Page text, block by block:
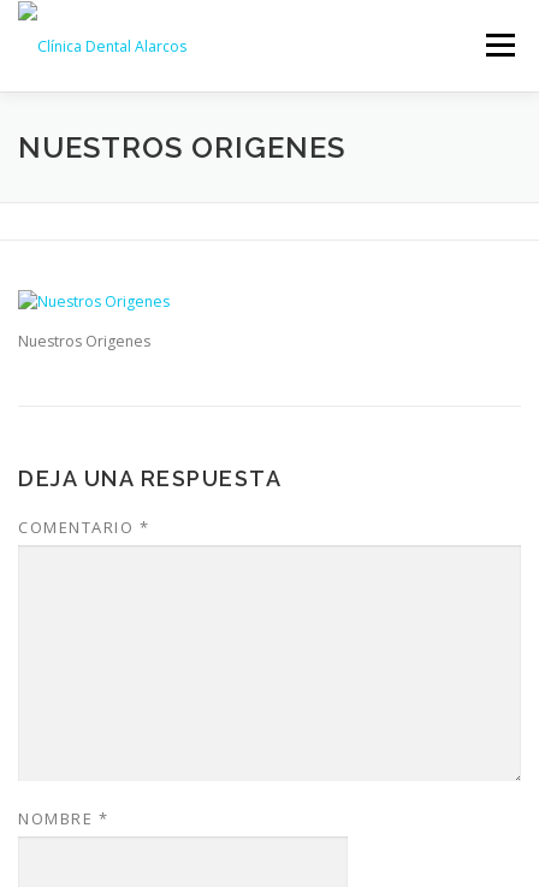
Saltar
contenido
Menú
NOSOTROS TRATAMIENTOS
NUESTROS ORIGENES
Nuestros Origenes
DEJA UNA RESPUESTA
COMENTARIO *
NOMBRE *